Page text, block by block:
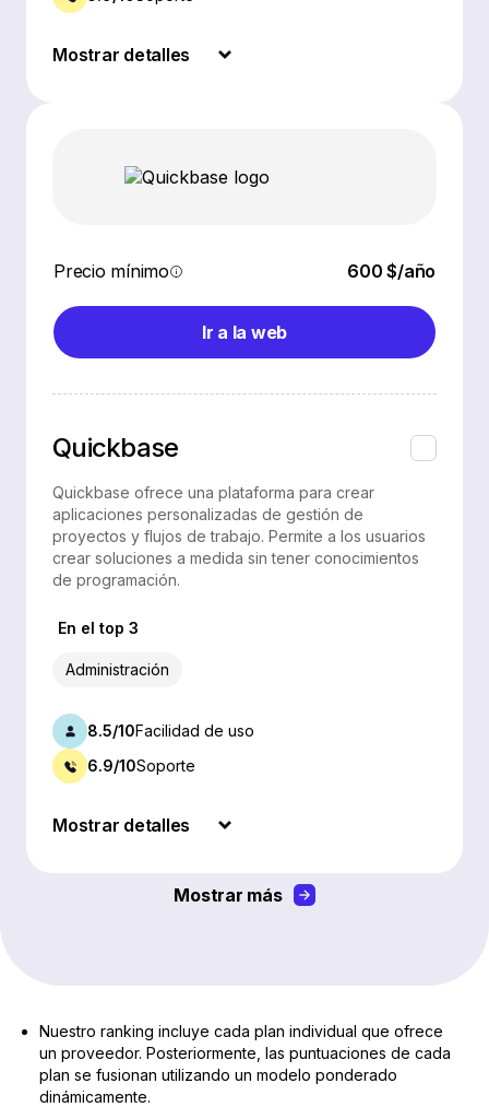
Mostrar detalles
Precio mínimo 600 $/año
Ir a la web
Quickbase
Quickbase ofrece una plataforma para crear
aplicaciones personalizadas de gestión de
proyectos y flujos de trabajo. Permite a los usuarios
crear soluciones a medida sin tener conocimientos
de programación.
En el top 3
Administración
8.5/10Facilidad de uso
6.9/10Soporte
Mostrar detalles
Mostrar más
Nuestro ranking incluye cada plan individual que ofrece
un proveedor. Posteriormente, las puntuaciones de cada
plan se fusionan utilizando un modelo ponderado
dinámicamente.